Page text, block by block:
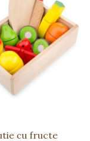
cu fructe